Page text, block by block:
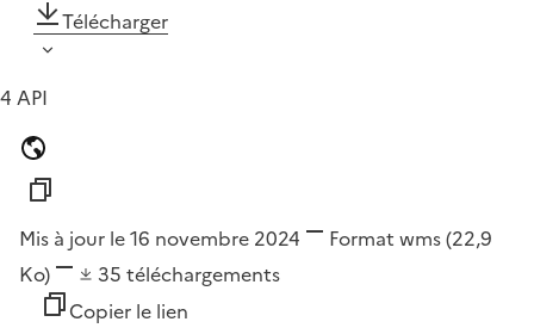
Télécharger
4 API
Mis à jour le 16 novembre 2024 Format wms(22,9
Ko)
35 téléchargements
Copier le lien